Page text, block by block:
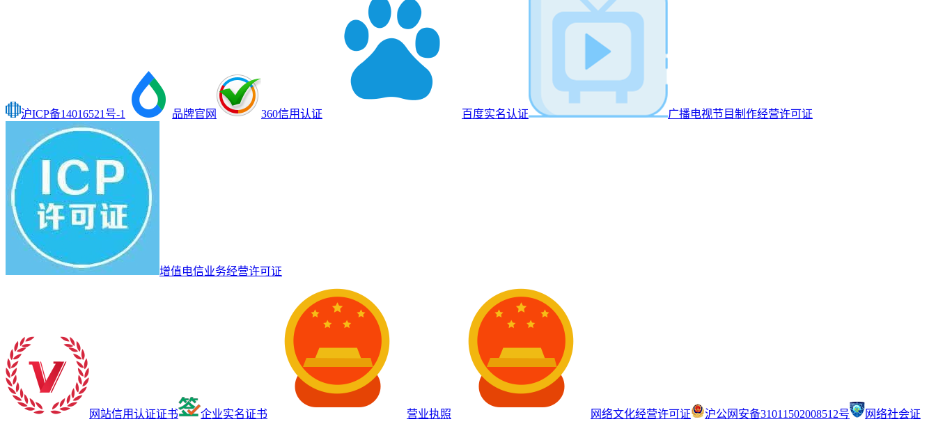
沪ICP备14016521号-1 品牌官网 360信用认证 百度实名认证 广播电视节目制作经营许可证
增值电信业务经营许可证
网站信用认证证书 企业实名证书 营业执照 网络文化经营许可证 沪公网安备31011502008512号 网络社会证